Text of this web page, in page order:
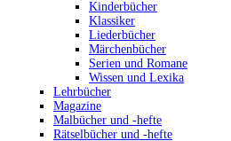
Kinderbücher
Klassiker
Liederbücher
Märchenbücher
Serien und Romane
Wissen und Lexika
Lehrbücher
Magazine
Malbücher und -hefte
Rätselbücher und -hefte